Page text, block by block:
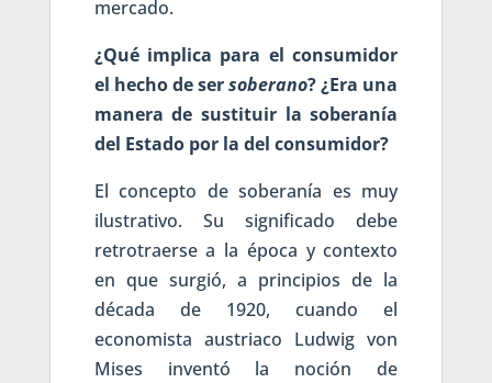
mercado.
¿Qué implica para el consumidor
el hecho de sersoberano? ¿Era una
manera de sustituir la soberanía
del Estado por la del consumidor?
El concepto de soberanía es muy
ilustrativo. Su significado debe
retrotraerse a la época y contexto
en que surgió, a principios de la
década de 1920, cuando el
economista austriaco Ludwig von
Mises inventó la noción de